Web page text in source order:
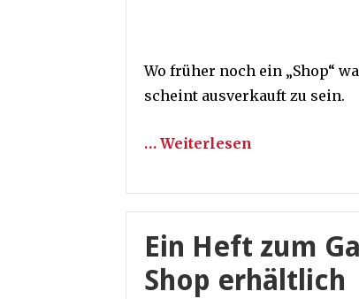
Wo früher noch ein „Shop“
scheint ausverkauft zu sein.
… Weiterlesen
Ein Heft zum
Shop erhältlich